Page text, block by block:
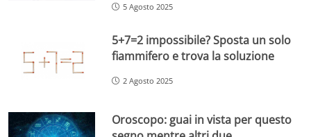
5 Agosto 2025
5+7=2 impossibile? Sposta un solo
fiammifero e trova la soluzione
2 Agosto 2025
Oroscopo: guai in vista per questo